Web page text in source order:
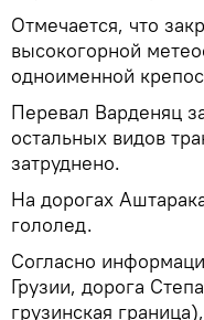
Отмечается, что
высокогорной
одноименной
Перевал Варденяц
остальных видов
затруднено.
На дорогах
гололед.
Согласно
Грузии, дорога
грузинская